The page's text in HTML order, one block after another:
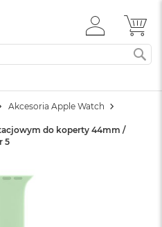
ZALOGUJ
SIĘ
Akcesoria Apple Watch
do koperty 44mm /
5